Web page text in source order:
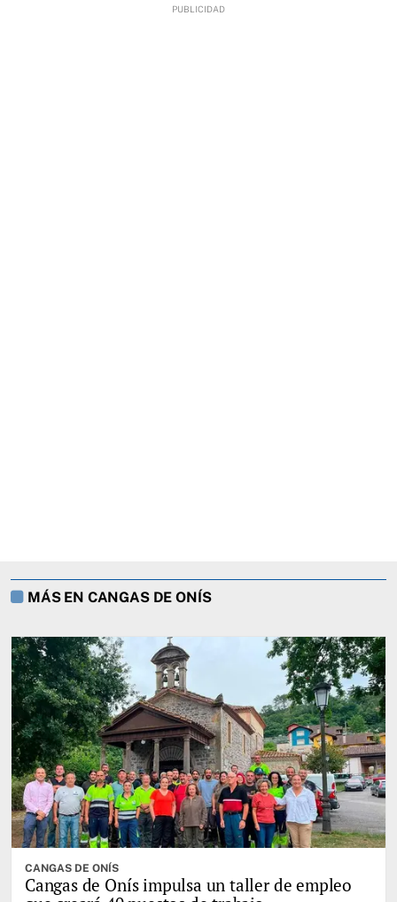
MÁS EN CANGAS DE ONÍS
CANGAS DE ONÍS
Cangas de Onís impulsa un taller de empleo